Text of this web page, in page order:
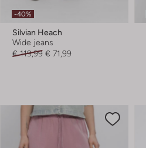
-40%
Silvian Heach
Wide jeans
€ 119,99 € 71,99